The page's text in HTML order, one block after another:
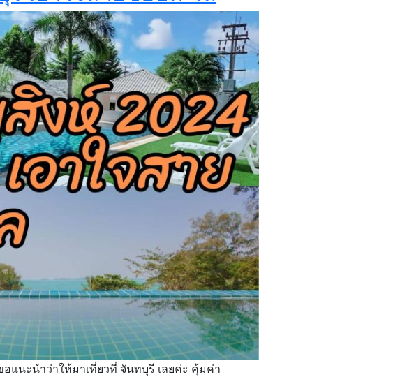
แนะนำว่าให้มาเที่ยวที่ จันทบุรี เลยค่ะ คุ้มค่า